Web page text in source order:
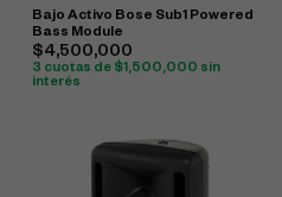
Bajo Activo Bose Sub1 Powered
Bass Module
$4,500,000
3 cuotas de $1,500,000 sin
interés